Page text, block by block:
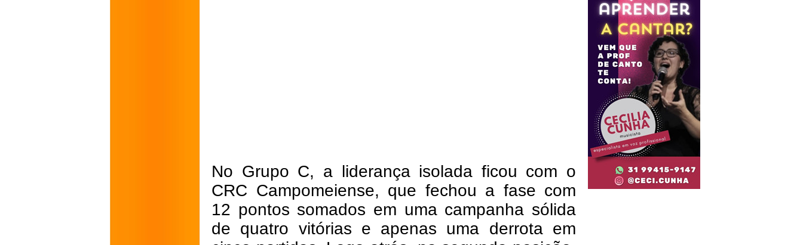
No Grupo C, a liderança isolada ficou com o
CRC Campomeiense, que fechou a fase com
12 pontos somados em uma campanha sólida
de quatro vitórias e apenas uma derrota em